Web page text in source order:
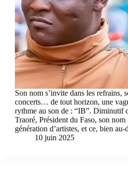
Son nom s’invite dans les refrains,
concerts… de tout horizon, une
rythme au son de : “IB”. Diminutif
Traoré, Président du Faso, son nom
génération d’artistes, et ce, bien
10 juin 2025